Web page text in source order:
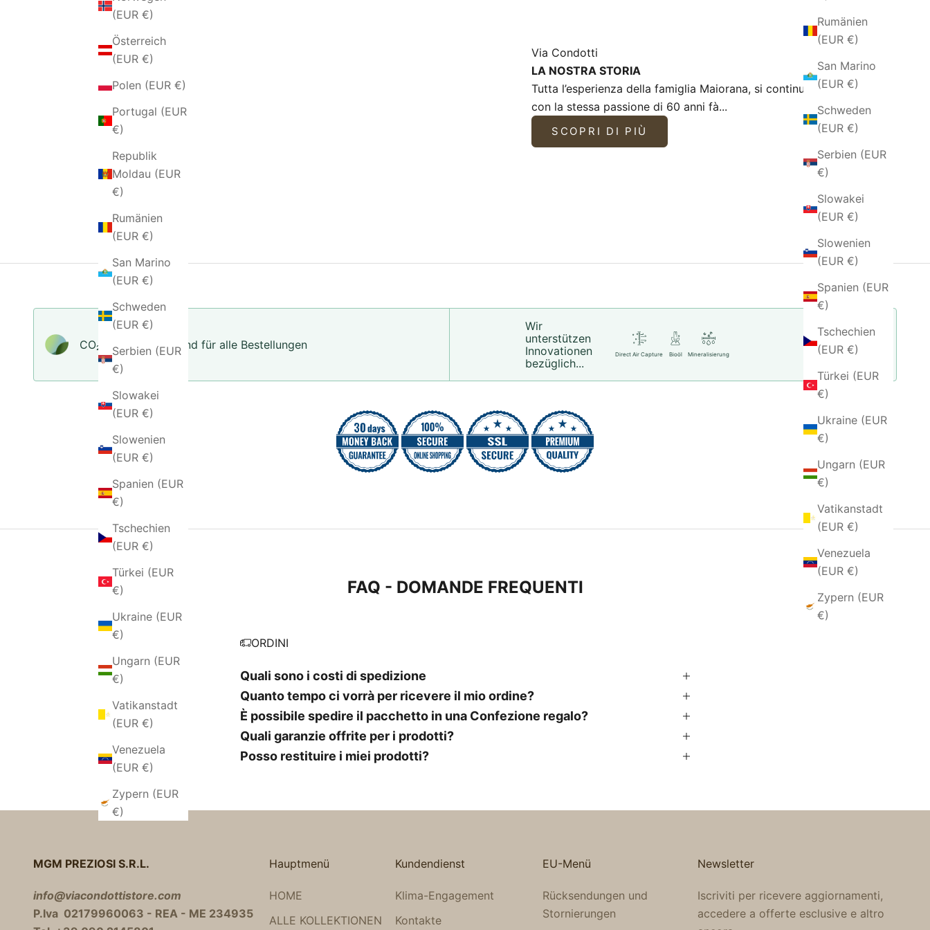
Rumänien
(EUR €)
San Marino
(EUR €)
Schweden
(EUR €)
Serbien (EUR
€)
Slowakei
(EUR €)
Slowenien
(EUR €)
Spanien (EUR
€)
Tschechien
(EUR €)
Türkei (EUR
€)
Ukraine (EUR
€)
Ungarn (EUR
€)
Vatikanstadt
(EUR €)
Venezuela
(EUR €)
Zypern (EUR
€)
(EUR €)
Österreich
(EUR €)
Polen (EUR €)
Portugal (EUR
€)
Republik
Moldau (EUR
€)
Rumänien
(EUR €)
San Marino
(EUR €)
Schweden
(EUR €)
Serbien (EUR
€)
Slowakei
(EUR €)
Slowenien
(EUR €)
Spanien (EUR
€)
Tschechien
(EUR €)
Türkei (EUR
€)
Ukraine (EUR
€)
Ungarn (EUR
€)
Vatikanstadt
(EUR €)
Venezuela
(EUR €)
Zypern (EUR
€)
Via Condotti
LA NOSTRA STORIA
Tutta l’esperienza della famiglia Maiorana, si continua
con la stessa passione di 60 anni fà...
SCOPRI DI PIÙ
CO₂-neu­t­raler Versand für alle Bestellungen
Wir
unterstützen
Innovationen
bezüglich...
Direct Air Capture Bioöl Mineralisierung
Mehr Informationen
FAQ - DOMANDE FREQUENTI
ORDINI
Quali sono i costi di spedizione
Quanto tempo ci vorrà per ricevere il mio ordine?
È possibile spedire il pacchetto in una Confezione regalo?
Quali garanzie offrite per i prodotti?
Posso restituire i miei prodotti?
MGM PREZIOSI S.R.L.
info@viacondottistore.com
P.Iva 02179960063 - REA - ME 234935
Hauptmenü
HOME
ALLE KOLLEKTIONEN
Kundendienst
Klima-Engagement
Kontakte
EU-Menü
Rücksendungen und
Stornierungen
Newsletter
Iscriviti per ricevere aggiornamenti,
accedere a offerte esclusive e altro